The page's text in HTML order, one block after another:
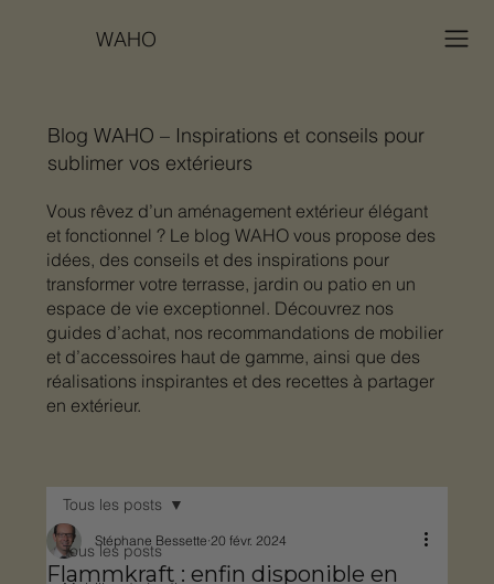
WAHO
Blog WAHO – Inspirations et conseils pour
sublimer vos extérieurs
Vous rêvez d’un aménagement extérieur élégant
et fonctionnel ? Le blog WAHO vous propose des
idées, des conseils et des inspirations pour
transformer votre terrasse, jardin ou patio en un
espace de vie exceptionnel. Découvrez nos
guides d’achat, nos recommandations de mobilier
et d’accessoires haut de gamme, ainsi que des
réalisations inspirantes et des recettes à partager
en extérieur.
Tous les posts
Tous les posts
Flammkraft : enfin disponible en
Stéphane Bessette 20 févr. 2024